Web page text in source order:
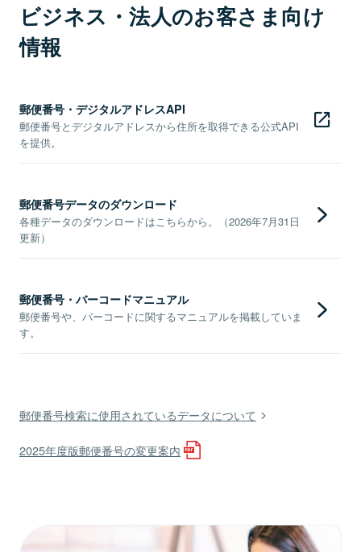
ビジネス・法人のお客さま向け
情報
郵便番号・デジタルアドレスAPI
郵便番号とデジタルアドレスから住所を取得できる公式API
を提供。
郵便番号データのダウンロード
各種データのダウンロードはこちらから。（2026年7月31日
更新）
郵便番号・バーコードマニュアル
郵便番号や、バーコードに関するマニュアルを掲載していま
す。
郵便番号検索に使用されているデータについて
2025年度版郵便番号の変更案内